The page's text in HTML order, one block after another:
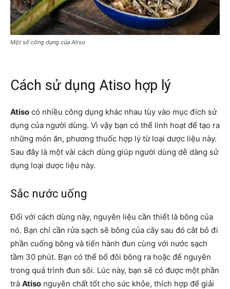
Một số công dụng của Atiso
Cách sử dụng Atiso hợp lý
Atiso có nhiều công dụng khác nhau tùy vào mục đích sử
dụng của người dùng. Vì vậy bạn có thể linh hoạt để tạo ra
những món ăn, phương thuốc hợp lý từ loại dược liệu này.
Sau đây là một vài cách dùng giúp người dùng dễ dàng sử
dụng loại dược liệu này.
Sắc nước uống
Đối với cách dùng này, nguyên liệu cần thiết là bông của
nó. Bạn chỉ cần rửa sạch sẽ bông của cây sau đó cắt bỏ đi
phần cuống bông và tiến hành đun cùng với nước sạch
tầm 30 phút. Bạn có thể bổ đôi bông ra hoặc để nguyên
trong quá trình đun sôi. Lúc này, bạn sẽ có được một phần
trà Atiso nguyên chất tốt cho sức khỏe, thích hợp để giải